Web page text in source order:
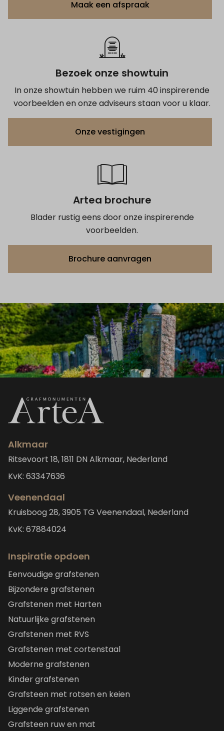
Maak een afspraak
Bezoek onze showtuin
In onze showtuin hebben we ruim 40 inspirerende
voorbeelden en onze adviseurs staan voor u klaar.
Onze vestigingen
Artea brochure
Blader rustig eens door onze inspirerende
voorbeelden.
Brochure aanvragen
Alkmaar
Ritsevoort 18, 1811 DN Alkmaar, Nederland
KvK: 63347636
Veenendaal
Kruisboog 28, 3905 TG Veenendaal, Nederland
KvK: 67884024
Inspiratie opdoen
Eenvoudige grafstenen
Bijzondere grafstenen
Grafstenen met Harten
Natuurlijke grafstenen
Grafstenen met RVS
Grafstenen met cortenstaal
Moderne grafstenen
Kinder grafstenen
Grafsteen met rotsen en keien
Liggende grafstenen
Grafsteen ruw en mat